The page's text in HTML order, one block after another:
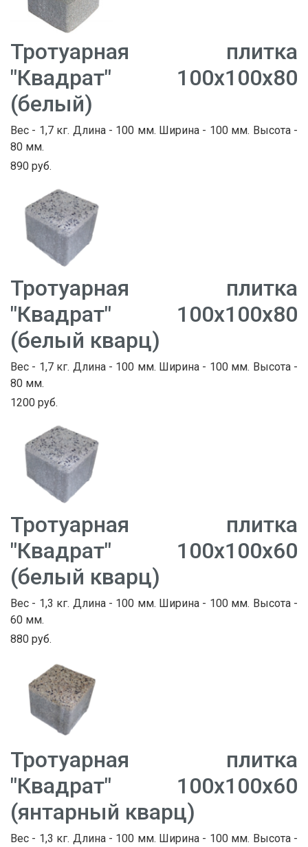
Тротуарная плитка
"Квадрат" 100х100х80
(белый)
Вес - 1,7 кг. Длина - 100 мм. Ширина - 100 мм. Высота -
80 мм.
890 руб.
Тротуарная плитка
"Квадрат" 100х100х80
(белый кварц)
Вес - 1,7 кг. Длина - 100 мм. Ширина - 100 мм. Высота -
80 мм.
1200 руб.
Тротуарная плитка
"Квадрат" 100х100х60
(белый кварц)
Вес - 1,3 кг. Длина - 100 мм. Ширина - 100 мм. Высота -
60 мм.
880 руб.
Тротуарная плитка
"Квадрат" 100х100х60
(янтарный кварц)
Вес - 1,3 кг. Длина - 100 мм. Ширина - 100 мм. Высота -